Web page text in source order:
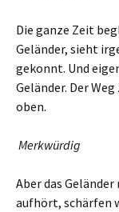
Die ganze Zeit
Geländer, sieht
gekonnt. Und
Geländer. Der
oben.
Merkwürdig
Aber das
aufhört, schärfen